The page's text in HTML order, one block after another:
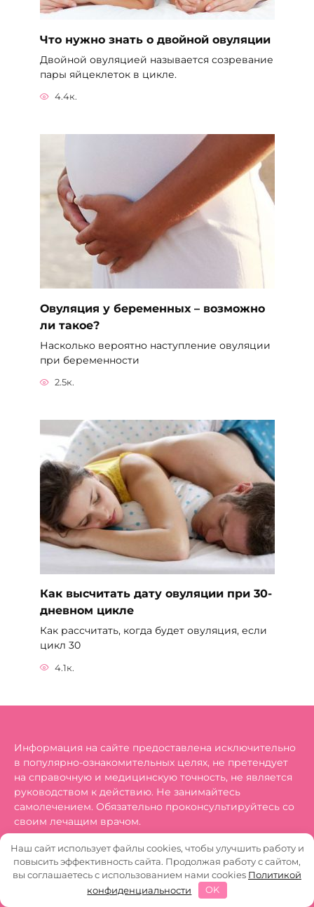
Что нужно знать о двойной овуляции
Двойной овуляцией называется созревание
пары яйцеклеток в цикле.
4.4к.
Овуляция у беременных – возможно
ли такое?
Насколько вероятно наступление овуляции
при беременности
2.5к.
Как высчитать дату овуляции при 30-
дневном цикле
Как рассчитать, когда будет овуляция, если
цикл 30
4.1к.
Информация на сайте предоставлена исключительно
в популярно-ознакомительных целях, не претендует
на справочную и медицинскую точность, не является
руководством к действию. Не занимайтесь
самолечением. Обязательно проконсультируйтесь со
своим лечащим врачом.
Карта сайта
Наш сайт использует файлы cookies, чтобы улучшить работу и
повысить эффективность сайта. Продолжая работу с сайтом,
вы соглашаетесь с использованием нами cookies Политикой
конфиденциальности
OK